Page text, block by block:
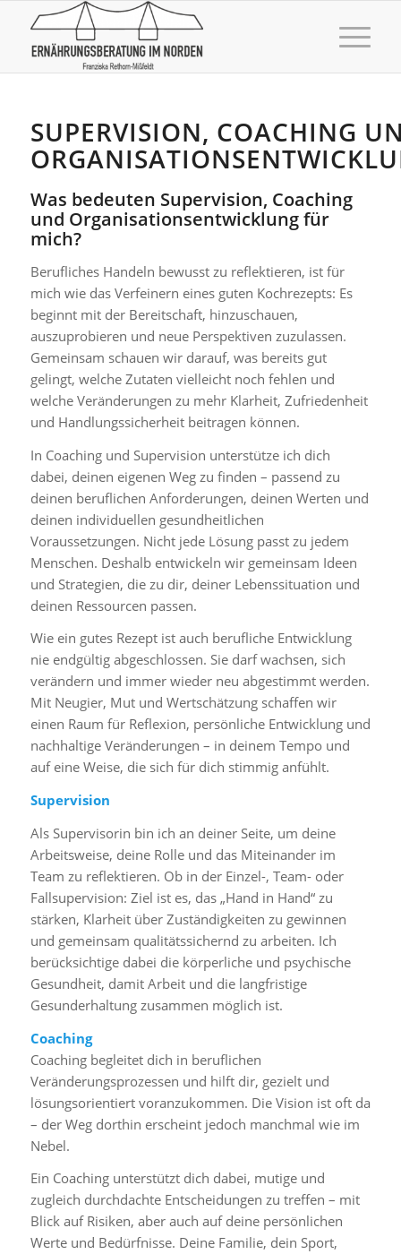
SUPERVISION, COACHING
Was bedeuten Supervision, Coaching
und Organisationsentwicklung für
mich?
Berufliches Handeln bewusst zu reflektieren, ist für
mich wie das Verfeinern eines guten Kochrezepts: Es
beginnt mit der Bereitschaft, hinzuschauen,
auszuprobieren und neue Perspektiven zuzulassen.
Gemeinsam schauen wir darauf, was bereits gut
gelingt, welche Zutaten vielleicht noch fehlen und
welche Veränderungen zu mehr Klarheit, Zufriedenheit
und Handlungssicherheit beitragen können.
In Coaching und Supervision unterstütze ich dich
dabei, deinen eigenen Weg zu finden – passend zu
deinen beruflichen Anforderungen, deinen Werten und
deinen individuellen gesundheitlichen
Voraussetzungen. Nicht jede Lösung passt zu jedem
Menschen. Deshalb entwickeln wir gemeinsam Ideen
und Strategien, die zu dir, deiner Lebenssituation und
deinen Ressourcen passen.
Wie ein gutes Rezept ist auch berufliche Entwicklung
nie endgültig abgeschlossen. Sie darf wachsen, sich
verändern und immer wieder neu abgestimmt werden.
Mit Neugier, Mut und Wertschätzung schaffen wir
einen Raum für Reflexion, persönliche Entwicklung und
nachhaltige Veränderungen – in deinem Tempo und
auf eine Weise, die sich für dich stimmig anfühlt.
Supervision
Als Supervisorin bin ich an deiner Seite, um deine
Arbeitsweise, deine Rolle und das Miteinander im
Team zu reflektieren. Ob in der Einzel-, Team- oder
Fallsupervision: Ziel ist es, das „Hand in Hand“ zu
stärken, Klarheit über Zuständigkeiten zu gewinnen
und gemeinsam qualitätssichernd zu arbeiten. Ich
berücksichtige dabei die körperliche und psychische
Gesundheit, damit Arbeit und die langfristige
Gesunderhaltung zusammen möglich ist.
Coaching
Coaching begleitet dich in beruflichen
Veränderungsprozessen und hilft dir, gezielt und
lösungsorientiert voranzukommen. Die Vision ist oft da
– der Weg dorthin erscheint jedoch manchmal wie im
Nebel.
Ein Coaching unterstützt dich dabei, mutige und
zugleich durchdachte Entscheidungen zu treffen – mit
Blick auf Risiken, aber auch auf deine persönlichen
Werte und Bedürfnisse. Deine Familie, dein Sport,